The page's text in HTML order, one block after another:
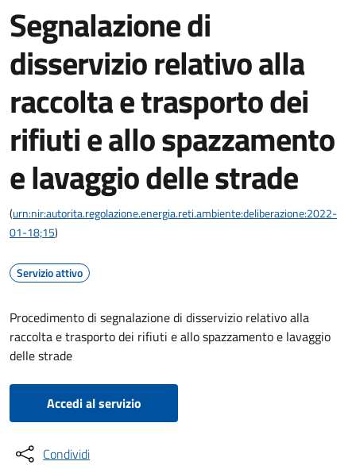
Segnalazione di
disservizio relativo alla
raccolta e trasporto dei
rifiuti e allo spazzamento
e lavaggio delle strade
(urn:nir:autorita.regolazione.energia.reti.ambiente:deliberazione:2022-
01-18;15)
Servizio attivo
Procedimento di segnalazione di disservizio relativo alla
raccolta e trasporto dei rifiuti e allo spazzamento e lavaggio
delle strade
Accedi al servizio
Condividi